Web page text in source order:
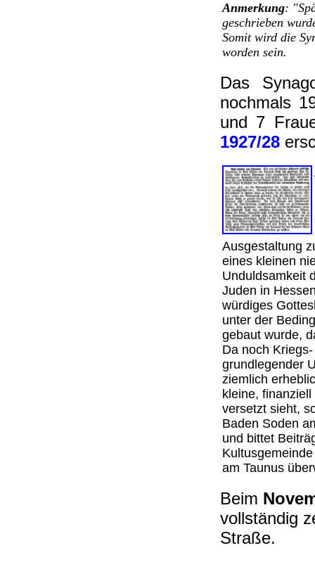
Anmerkung:
geschrieben
Somit wird die
worden sein.
Das
nochmals
und 7
1927/28
Ausgestaltung
eines kleinen
Unduldsamkeit
Juden in
würdiges
unter der
gebaut wurde,
Da noch
grundlegender
ziemlich
kleine,
versetzt sieht,
Baden Soden
und bittet
am Taunus
Beim
vollständig
Straße.